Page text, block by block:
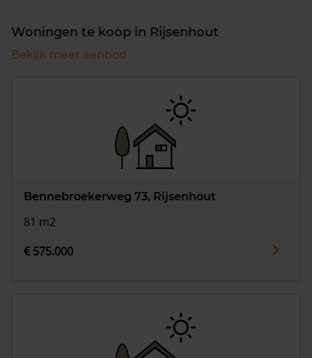
Woningen te koop in Rijsenhout
Bekijk meer aanbod
Bennebroekerweg 73, Rijsenhout
81 m2
€ 575.000